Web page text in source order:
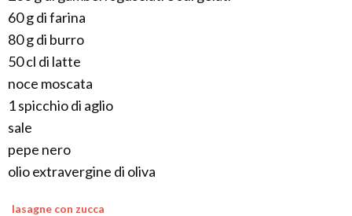
60 g di farina
80 g di burro
50 cl di latte
noce moscata
1 spicchio di aglio
sale
pepe nero
olio extravergine di oliva
lasagne con zucca